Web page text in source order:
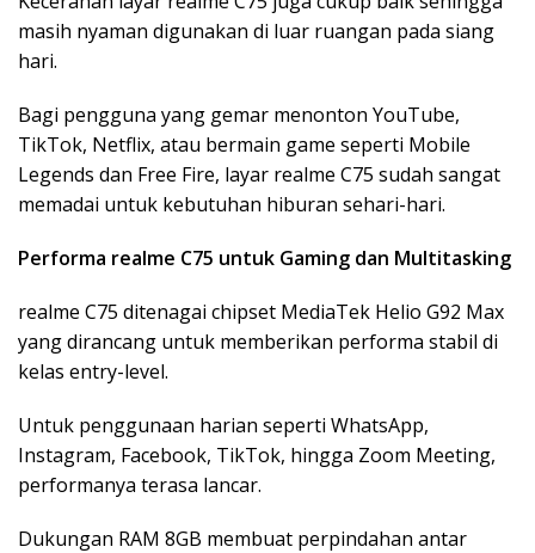
masih nyaman digunakan di luar ruangan pada siang
hari.
Bagi pengguna yang gemar menonton YouTube,
TikTok, Netflix, atau bermain game seperti Mobile
Legends dan Free Fire, layar realme C75 sudah sangat
memadai untuk kebutuhan hiburan sehari-hari.
Performa realme C75 untuk Gaming dan Multitasking
realme C75 ditenagai chipset MediaTek Helio G92 Max
yang dirancang untuk memberikan performa stabil di
kelas entry-level.
Untuk penggunaan harian seperti WhatsApp,
Instagram, Facebook, TikTok, hingga Zoom Meeting,
performanya terasa lancar.
Dukungan RAM 8GB membuat perpindahan antar